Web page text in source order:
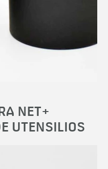
NET+
UTENSILIOS